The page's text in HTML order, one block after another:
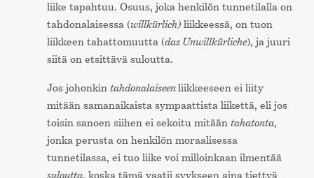
liike tapahtuu. Osuus, joka henkilön tunnetilalla on
tahdonalaisessa (willkürlich)liikkeessä, on tuon
liikkeen tahattomuutta (das Unwillkürliche), ja juuri
siitä on etsittävä suloutta.
Jos johonkin tahdonalaiseenliikkeeseen ei liity
mitään samanaikaista sympaattista liikettä, eli jos
toisin sanoen siihen ei sekoitu mitään tahatonta,
jonka perusta on henkilön moraalisessa
tunnetilassa, ei tuo liike voi milloinkaan ilmentää
suloutta, koska tämä vaatii syykseen aina tiettyä